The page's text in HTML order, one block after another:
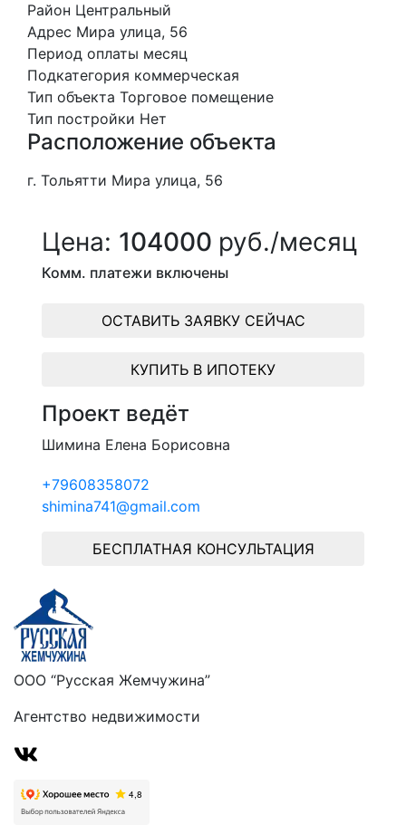
Район Центральный
Адрес Мира улица, 56
Период оплаты месяц
Подкатегория коммерческая
Тип объекта Торговое помещение
Тип постройки Нет
Расположение объекта
г. Тольятти Мира улица, 56
Цена: 104000 руб./месяц
Комм. платежи включены
ОСТАВИТЬ ЗАЯВКУ СЕЙЧАС
КУПИТЬ В ИПОТЕКУ
Проект ведёт
Шимина Елена Борисовна
+79608358072
shimina741@gmail.com
БЕСПЛАТНАЯ КОНСУЛЬТАЦИЯ
ООО “Русская Жемчужина”
Агентство недвижимости